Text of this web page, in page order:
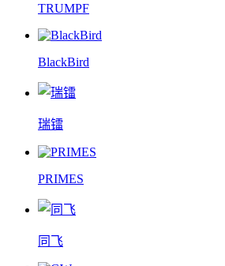
TRUMPF
BlackBird
瑞镭
PRIMES
同飞